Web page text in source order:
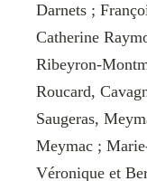
Darnets ;
Catherine
Ribeyron-
Roucard,
Saugeras,
Meymac ;
Véronique et